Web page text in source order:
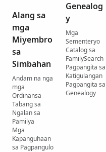
Alang sa
mga
Miyembro
sa
Simbahan
Andam na nga
mga
Ordinansa
Tabang sa
Ngalan sa
Pamilya
Mga
Kapanguhaan
sa Pagpangulo
Genealog
y
Mga
Sementeryo
Catalog sa
FamilySearch
Pagpangita sa
Katigulangan
Pagpangita sa
Genealogy